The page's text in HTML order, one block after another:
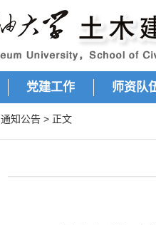
党建工作 师资队
通知公告 > 正文